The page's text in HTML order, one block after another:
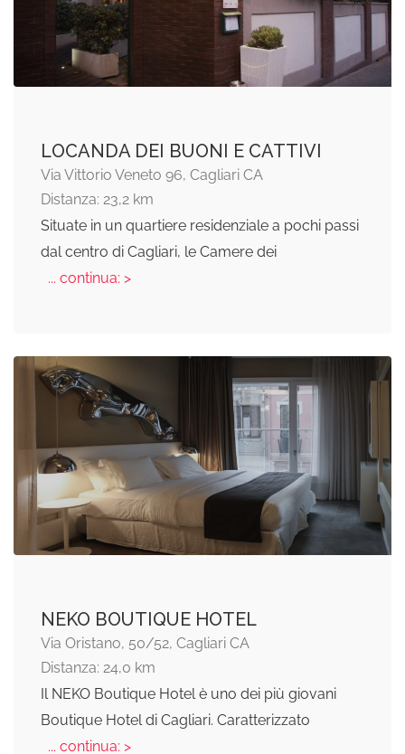
LOCANDA DEI BUONI E CATTIVI
Via Vittorio Veneto 96, Cagliari CA
Distanza: 23,2 km
Situate in un quartiere residenziale a pochi passi
dal centro di Cagliari, le Camere dei
... continua: >
NEKO BOUTIQUE HOTEL
Via Oristano, 50/52, Cagliari CA
Distanza: 24,0 km
Il NEKO Boutique Hotel è uno dei più giovani
Boutique Hotel di Cagliari. Caratterizzato
... continua: >